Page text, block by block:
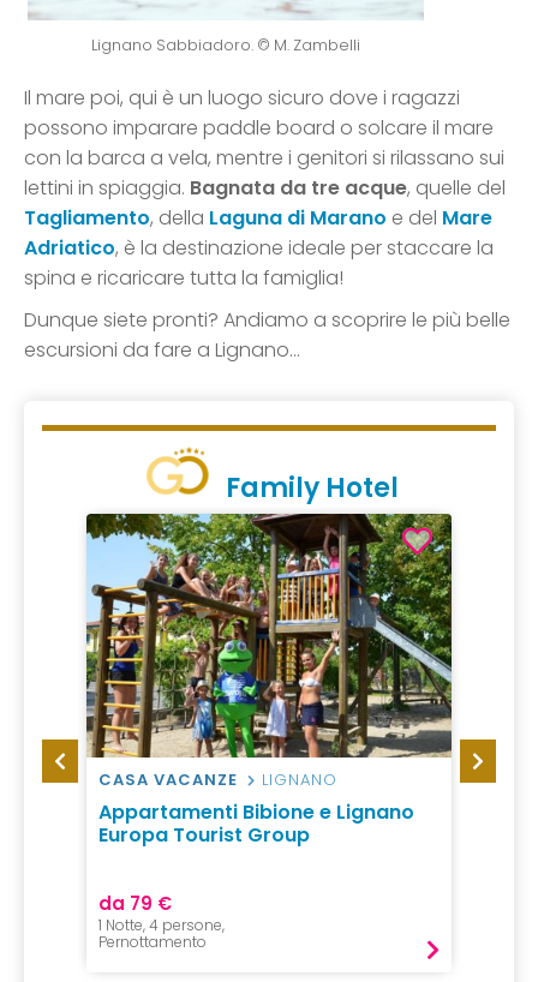
Lignano Sabbiadoro. © M. Zambelli
Il mare poi, qui è un luogo sicuro dove i ragazzi
possono imparare paddle board o solcare il mare
con la barca a vela, mentre i genitori si rilassano sui
lettini in spiaggia. Bagnata da tre acque, quelle del
Tagliamento, della Laguna di Marano e del Mare
Adriatico, è la destinazione ideale per staccare la
spina e ricaricare tutta la famiglia!
Dunque siete pronti? Andiamo a scoprire le più belle
escursioni da fare a Lignano…
Family Hotel
CASA VACANZE LIGNANO
Appartamenti Bibione e Lignano
Europa Tourist Group
da 79 €
1 Notte, 4 persone,
Pernottamento